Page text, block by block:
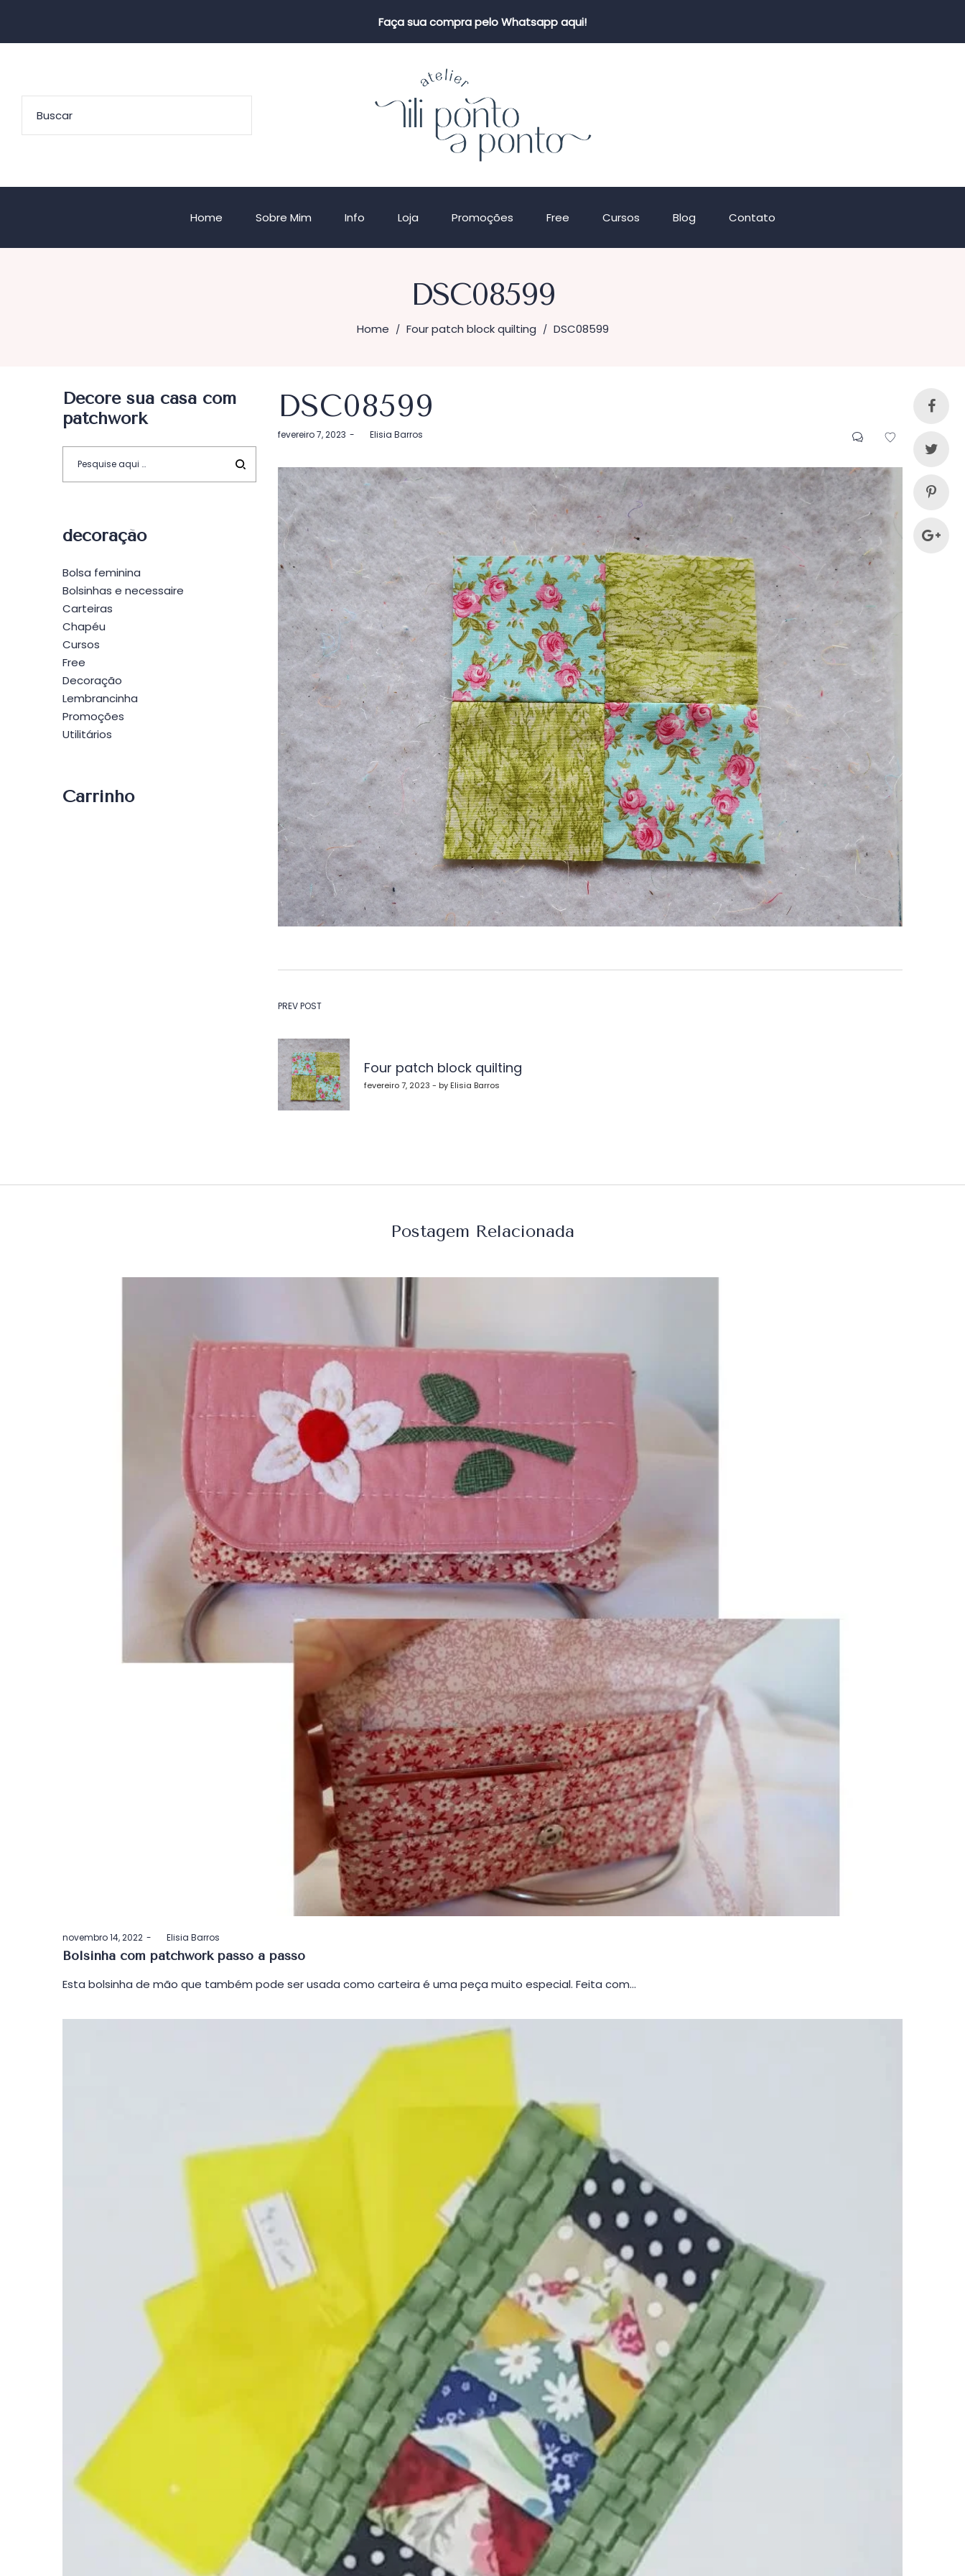
Faça sua compra pelo Whatsapp aqui!
Home Sobre Mim Info Loja Promoções Free Cursos Blog Contato
DSC08599
Home / Four patch block quilting / DSC08599
DSC08599
Postado
fevereiro 7, 2023 byElisia Barros
Navegação
de
Post
PREV POST
Four patch block quilting
fevereiro 7, 2023 - by Elisia Barros
Decore sua casa com
patchwork
decoração
Bolsa feminina
Bolsinhas e necessaire
Carteiras
Chapéu
Cursos
Free
Decoração
Lembrancinha
Promoções
Utilitários
Carrinho
Postagem Relacionada
Postado
em
novembro 14, 2022 byElisia Barros
Bolsinha com patchwork passo a passo
Esta bolsinha de mão que também pode ser usada como carteira é uma peça muito especial. Feita com…